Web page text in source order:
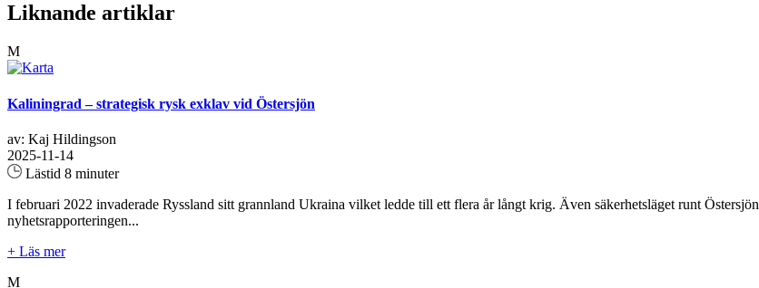
Liknande artiklar
M
Kaliningrad – strategisk rysk exklav vid Östersjön
av: Kaj Hildingson
2025-11-14
Lästid 8 minuter
I februari 2022 invaderade Ryssland sitt grannland Ukraina vilket ledde till ett flera år långt krig. Även säkerhetsläget runt
nyhetsrapporteringen...
+ Läs mer
M